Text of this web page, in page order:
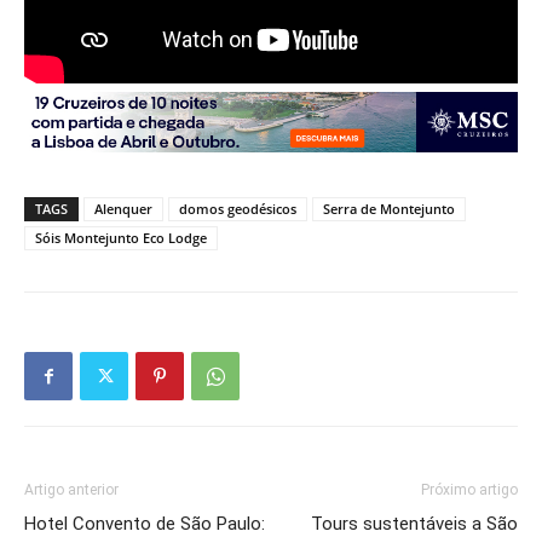
TAGS Alenquer domos geodésicos
Serra de Montejunto
Sóis Montejunto Eco Lodge
Artigo anterior
Hotel Convento de São Paulo:
Próximo artigo
Tours sustentáveis a São